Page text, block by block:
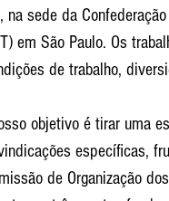
na sede da
em São Paulo. Os
de trabalho,
objetivo é tirar uma
específicas,
de Organização